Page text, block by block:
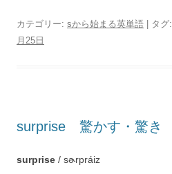
カテゴリー: sから始まる英単語 | タグ:
月25日
surprise 驚かす・驚き
surprise / sɚrpráiz